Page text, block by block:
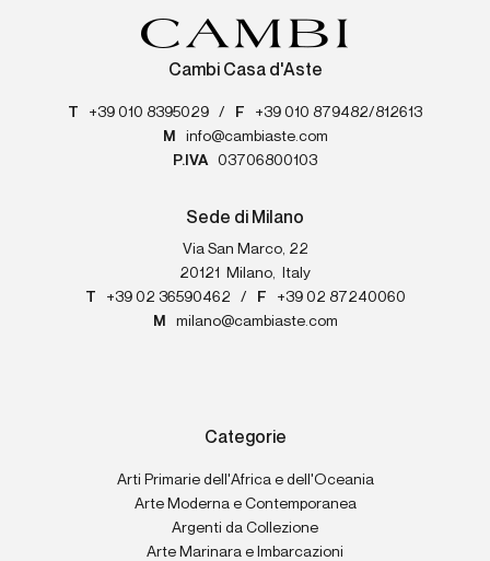
Cambi Casa d'Aste
T +39 010 8395029 / F
+39 010 879482/812613
M
info@cambiaste.com
P.IVA
03706800103
Sede di Milano
Via San Marco, 22
20121
Milano,
Italy
T
+39 02 36590462 / F
+39 02 87240060
M
milano@cambiaste.com
Categorie
Arti Primarie dell'Africa e dell'Oceania
Arte Moderna e Contemporanea
Argenti da Collezione
Arte Marinara e Imbarcazioni